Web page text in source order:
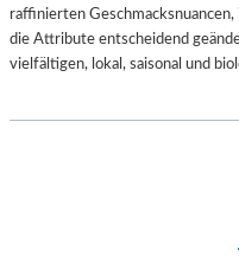
raffinierten
die Attribute entscheidend
vielfältigen, lokal, saisonal und